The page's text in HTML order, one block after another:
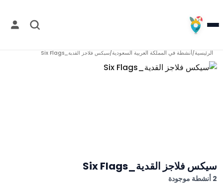
الرئيسية/أنشطة في المملكة العربية السعودية/سيكس فلاجز القدية_Six Flags
سيكس فلاجز القدية_Six Flags
2 أنشطة موجودة